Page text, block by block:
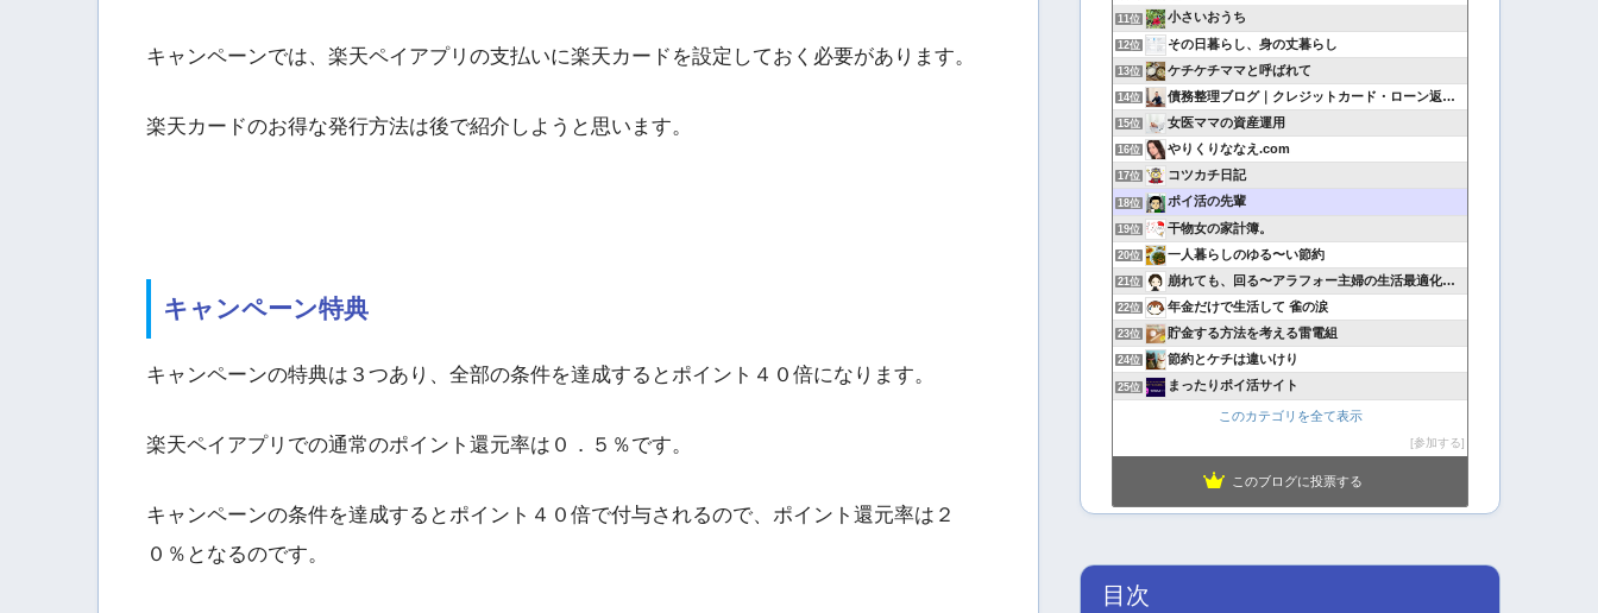
キャンペーンでは、楽天ペイアプリの支払いに楽天カードを設定しておく必要があります。
楽天カードのお得な発行方法は後で紹介しようと思います。
キャンペーン特典
キャンペーンの特典は３つあり、全部の条件を達成するとポイント４０倍になります。
楽天ペイアプリでの通常のポイント還元率は０．５％です。
キャンペーンの条件を達成するとポイント４０倍で付与されるので、ポイント還元率は２
０％となるのです。
11位 小さいおうち
12位 その日暮らし、身の丈暮らし
13位 ケチケチママと呼ばれて
14位 債務整理ブログ｜クレジットカード・ローン返済で悩んでいる方へ
15位 女医ママの資産運用
16位 やりくりななえ.com
17位 コツカチ日記
18位 ポイ活の先輩
19位 干物女の家計簿。
20位 一人暮らしのゆる〜い節約
21位 崩れても、回る〜アラフォー主婦の生活最適化日記
22位 年金だけで生活して 雀の涙
23位 貯金する方法を考える雷電組
24位 節約とケチは違いけり
25位 まったりポイ活サイト
このカテゴリを全て表示
参加する
このブログに投票する
目次